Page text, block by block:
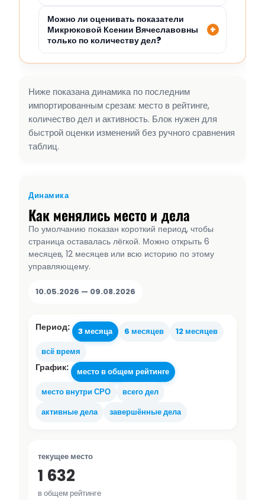
Можно ли оценивать показатели
Микрюковой Ксении Вячеславовны
только по количеству дел?
Ниже показана динамика по последним
импортированным срезам: место в рейтинге,
количество дел и активность. Блок нужен для
быстрой оценки изменений без ручного сравнения
таблиц.
Динамика
Как менялись место и дела
По умолчанию показан короткий период, чтобы
страница оставалась лёгкой. Можно открыть 6
месяцев, 12 месяцев или всю историю по этому
управляющему.
10.05.2026 — 09.08.2026
Период: 3 месяца 6 месяцев
12 месяцев
всё время
График:
место в общем рейтинге
место внутри СРО
всего дел
активные дела
завершённые дела
текущее место
1 632
в общем рейтинге